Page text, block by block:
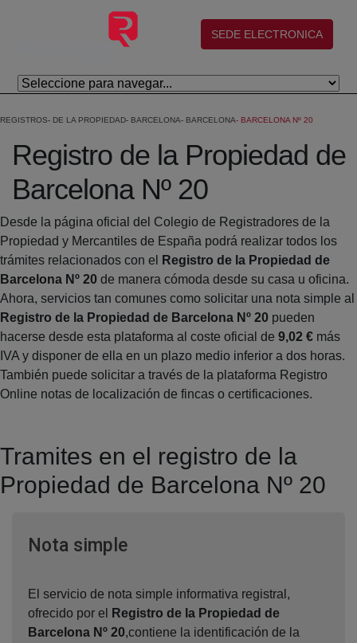
Salta al contingut principal
(abre en nueva ventana)
SEDE ELECTRONICA
REGISTROS DE LA PROPIEDAD BARCELONA BARCELONA BARCELONA Nº 20
Registro de la Propiedad de
Barcelona Nº 20
Desde la página oficial del Colegio de Registradores de la
Propiedad y Mercantiles de España podrá realizar todos los
trámites relacionados con el
Registro de la Propiedad de
Barcelona Nº 20 de manera cómoda desde su casa u oficina.
Ahora, servicios tan comunes como solicitar una nota simple al
Registro de la Propiedad de Barcelona Nº 20 pueden
hacerse desde esta plataforma al coste oficial de 9,02 € más
IVA y disponer de ella en un plazo medio inferior a dos horas.
También puede solicitar a través de la plataforma Registro
Online notas de localización de fincas o certificaciones.
Tramites en el registro de la
Propiedad de Barcelona Nº 20
Nota simpleVentana nueva
El servicio de nota simple informativa registral,
ofrecido por el
Registro de la Propiedad de
Barcelona Nº 20,contiene la identificación de la